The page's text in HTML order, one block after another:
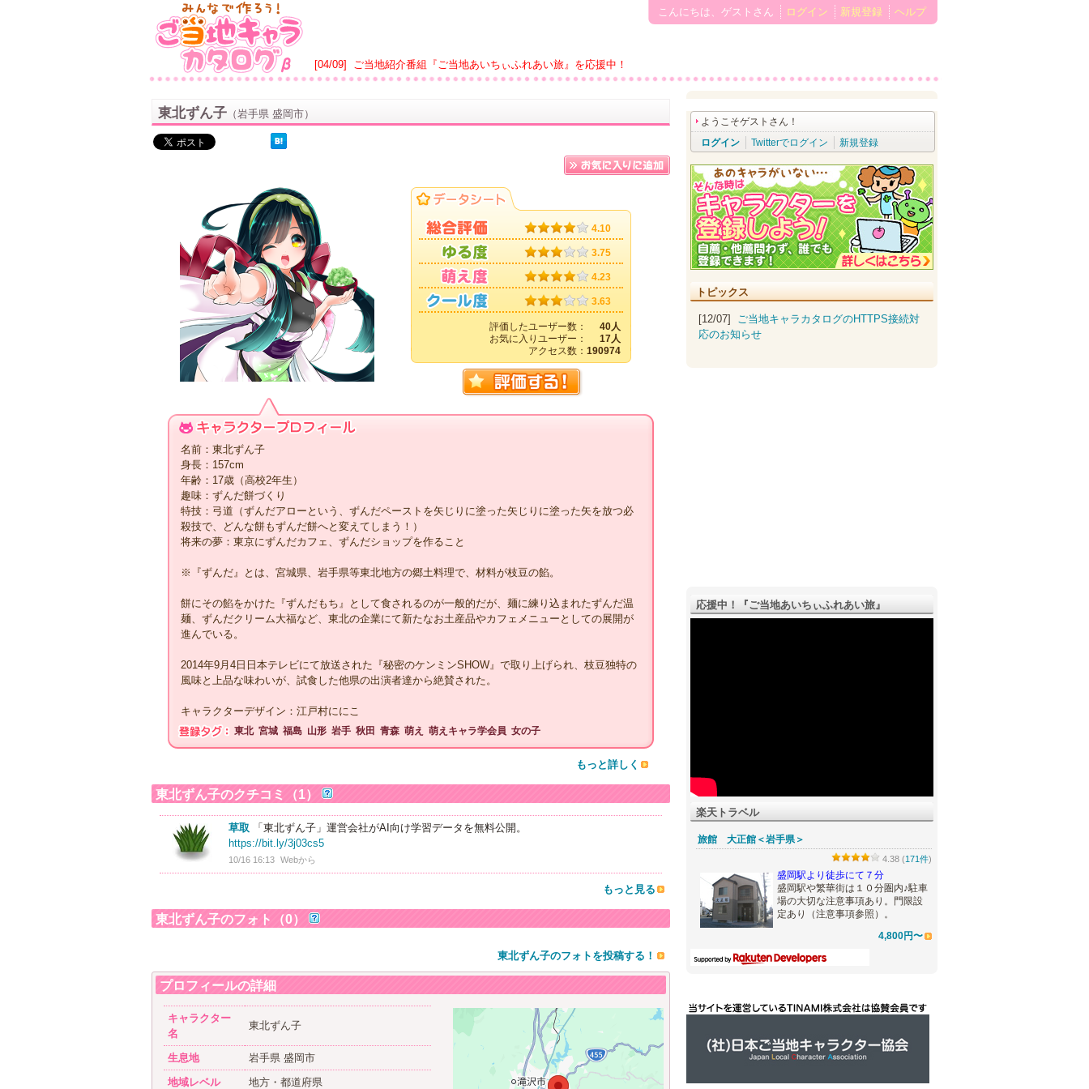
[04/09] ご当地紹介番組『ご当地あいちぃふれあい旅』を応援中！
こんにちは、ゲストさん ログイン 新規登録 ヘルプ
東北ずん子 （岩手県 盛岡市）
4.10
3.75
4.23
3.63
評価したユーザー数：
40人
お気に入りユーザー：
17人
アクセス数： 190974
名前：東北ずん子
身長：157cm
年齢：17歳（高校2年生）
趣味：ずんだ餅づくり
特技：弓道（ずんだアローという、ずんだペーストを矢じりに塗った矢じりに塗った矢を放つ必
殺技で、どんな餅もずんだ餅へと変えてしまう！）
将来の夢：東京にずんだカフェ、ずんだショップを作ること
※『ずんだ』とは、宮城県、岩手県等東北地方の郷土料理で、材料が枝豆の餡。
餅にその餡をかけた『ずんだもち』として食されるのが一般的だが、麺に練り込まれたずんだ温
麺、ずんだクリーム大福など、東北の企業にて新たなお土産品やカフェメニューとしての展開が
進んでいる。
2014年9月4日日本テレビにて放送された『秘密のケンミンSHOW』で取り上げられ、枝豆独特の
風味と上品な味わいが、試食した他県の出演者達から絶賛された。
キャラクターデザイン：江戸村ににこ
東北 宮城 福島 山形 岩手 秋田 青森 萌え 萌えキャラ学会員 女の子
もっと詳しく
東北ずん子のクチコミ（1）
草取 「東北ずん子」運営会社がAI向け学習データを無料公開。
https://bit.ly/3j03cs5
10/16 16:13 Webから
もっと見る
東北ずん子のフォト（0）
東北ずん子のフォトを投稿する！
プロフィールの詳細
キャラクター
名
東北ずん子
生息地
岩手県 盛岡市
地域レベル
地方・都道府県
ようこそゲストさん！
ログイン
Twitterでログイン 新規登録
トピックス
[12/07] ご当地キャラカタログのHTTPS接続対
応のお知らせ
応援中！『ご­当地あいちぃふれあい旅』
楽天トラベル
旅館 大正館＜岩手県＞
4.38 (171件)
盛岡駅より徒歩にて７分
盛岡駅や繁華街は１０分圏内♪駐車
場の大切な注意事項あり。門限設
定あり（注意事項参照）。
4,800円〜